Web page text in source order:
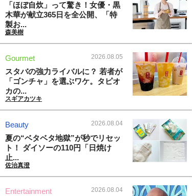
「ほぼ自炊」って驚き！女優・黒
木華が献立365日を全公開、「特
製お...
森美樹
Gourmet 2026.08.05
スタバの強力ライバルに？ 若者が
「ゴンチャ」を選ぶワケ。タピオ
カの...
スギアカツキ
Beauty 2026.08.04
夏の“ベタベタ地獄”が秒でリセッ
ト！ ダイソーの110円「日焼け
止...
佐治真澄
Entertainment 2026.08.04